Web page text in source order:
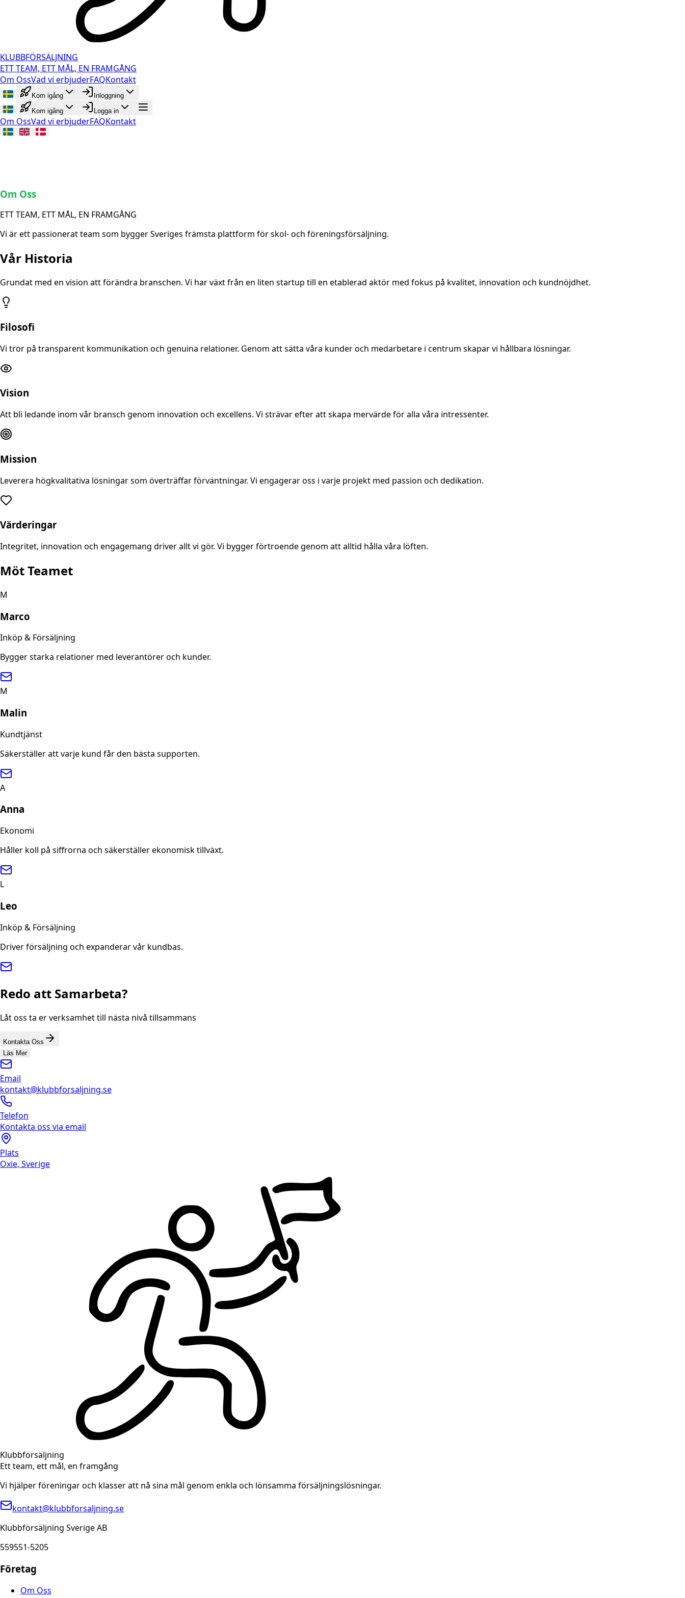
KLUBBFÖRSÄLJNING
ETT TEAM, ETT MÅL, EN FRAMGÅNG
Om OssVad vi erbjuderFAQKontakt
Kom igång
Inloggning
Kom igång
Logga in
Om OssVad vi erbjuderFAQKontakt
Om Oss
ETT TEAM, ETT MÅL, EN FRAMGÅNG
Vi är ett passionerat team som bygger Sveriges främsta plattform för skol- och föreningsförsäljning.
Vår Historia
Grundat med en vision att förändra branschen. Vi har växt från en liten startup till en etablerad aktör med fokus på kvalitet, innovation och kundnöjdhet.
Filosofi
Vi tror på transparent kommunikation och genuina relationer. Genom att sätta våra kunder och medarbetare i centrum skapar vi hållbara lösningar.
Vision
Att bli ledande inom vår bransch genom innovation och excellens. Vi strävar efter att skapa mervärde för alla våra intressenter.
Mission
Leverera högkvalitativa lösningar som överträffar förväntningar. Vi engagerar oss i varje projekt med passion och dedikation.
Värderingar
Integritet, innovation och engagemang driver allt vi gör. Vi bygger förtroende genom att alltid hålla våra löften.
Möt Teamet
M
Marco
Inköp & Försäljning
Bygger starka relationer med leverantörer och kunder.
M
Malin
Kundtjänst
Säkerställer att varje kund får den bästa supporten.
A
Anna
Ekonomi
Håller koll på siffrorna och säkerställer ekonomisk tillväxt.
L
Leo
Inköp & Försäljning
Driver försäljning och expanderar vår kundbas.
Redo att Samarbeta?
Låt oss ta er verksamhet till nästa nivå tillsammans
Kontakta Oss
Läs Mer
Email
kontakt@klubbforsaljning.se
Telefon
Kontakta oss via email
Plats
Oxie, Sverige
Klubbförsäljning
Ett team, ett mål, en framgång
Vi hjälper föreningar och klasser att nå sina mål genom enkla och lönsamma försäljningslösningar.
kontakt@klubbforsaljning.se
Klubbförsäljning Sverige AB
559551-5205
Företag
Om Oss